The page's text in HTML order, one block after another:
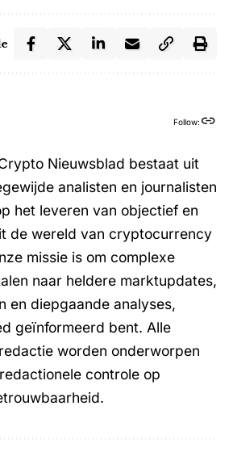
Follow:
Nieuwsblad bestaat uit
analisten en journalisten
het leveren van objectief en
de wereld van cryptocurrency
missie is om complexe
naar heldere marktupdates,
en diepgaande analyses,
geïnformeerd bent. Alle
worden onderworpen
controle op